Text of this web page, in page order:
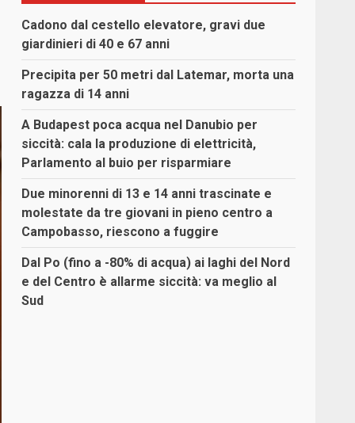
Cadono dal cestello elevatore, gravi due
giardinieri di 40 e 67 anni
Precipita per 50 metri dal Latemar, morta una
ragazza di 14 anni
A Budapest poca acqua nel Danubio per
siccità: cala la produzione di elettricità,
Parlamento al buio per risparmiare
Due minorenni di 13 e 14 anni trascinate e
molestate da tre giovani in pieno centro a
Campobasso, riescono a fuggire
Dal Po (fino a -80% di acqua) ai laghi del Nord
e del Centro è allarme siccità: va meglio al
Sud